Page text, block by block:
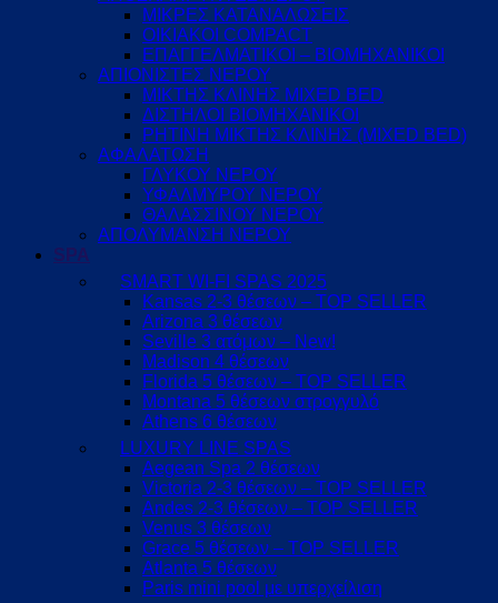
ΜΙΚΡΕΣ ΚΑΤΑΝΑΛΩΣΕΙΣ
ΟΙΚΙΑΚΟΙ COMPACT
ΕΠΑΓΓΕΛΜΑΤΙΚΟΙ – ΒΙΟΜΗΧΑΝΙΚΟΙ
ΑΠΙΟΝΙΣΤΕΣ ΝΕΡΟΥ
ΜΙΚΤΗΣ ΚΛΙΝΗΣ MIXED BED
ΔΙΣΤΗΛΟΙ ΒΙΟΜΗΧΑΝΙΚΟΙ
ΡΗΤΙΝΗ ΜΙΚΤΗΣ ΚΛΙΝΗΣ (MIXED BED)
ΑΦΑΛΑΤΩΣΗ
ΓΛΥΚΟΥ ΝΕΡΟΥ
ΥΦΑΛΜΥΡΟΥ ΝΕΡΟΥ
ΘΑΛΑΣΣΙΝΟΥ ΝΕΡΟΥ
ΑΠΟΛΥΜΑΝΣΗ ΝΕΡΟΥ
SPA
SMART WI-FI SPAS 2025
Kansas 2-3 θέσεων – TOP SELLER
Arizona 3 θέσεων
Seville 3 ατόμων – New!
Madison 4 θέσεων
Florida 5 θέσεων – TOP SELLER
Montana 5 θέσεων στρογγυλό
Athens 6 θέσεων
LUXURY LINE SPAS
Aegean Spa 2 θέσεων
Victoria 2-3 θέσεων – TOP SELLER
Andes 2-3 θέσεων – TOP SELLER
Venus 3 θέσεων
Grace 5 θέσεων – TOP SELLER
Atlanta 5 θέσεων
Paris mini pool με υπερχείλιση